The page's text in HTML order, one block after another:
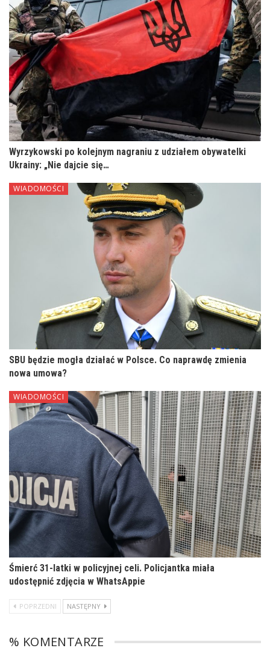
Wyrzykowski po kolejnym nagraniu z udziałem obywatelki
Ukrainy: „Nie dajcie się…
WIADOMOŚCI
SBU będzie mogła działać w Polsce. Co naprawdę zmienia
nowa umowa?
WIADOMOŚCI
Śmierć 31-latki w policyjnej celi. Policjantka miała
udostępnić zdjęcia w WhatsAppie
POPRZEDNI NASTĘPNY
% KOMENTARZE